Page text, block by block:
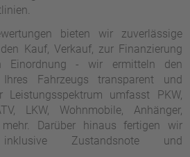
bieten wir zuverlässige
Kauf, Verkauf, zur Finanzierung
Einordnung - wir ermitteln den
Fahrzeugs transparent und
Leistungsspektrum umfasst PKW,
LKW, Wohnmobile, Anhänger,
mehr. Darüber hinaus fertigen wir
Zustandsnote und